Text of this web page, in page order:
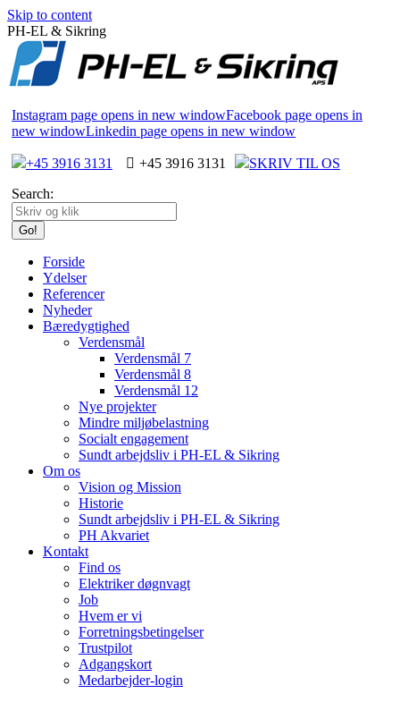
Skip to content
PH-EL & Sikring
Instagram page opens in new windowFacebook page opens in
new windowLinkedin page opens in new window
+45 3916 3131 +45 3916 3131
SKRIV TIL OS
Search:
Forside
Ydelser
Referencer
Nyheder
Bæredygtighed
Verdensmål
Verdensmål 7
Verdensmål 8
Verdensmål 12
Nye projekter
Mindre miljøbelastning
Socialt engagement
Sundt arbejdsliv i PH-EL & Sikring
Om os
Vision og Mission
Historie
Sundt arbejdsliv i PH-EL & Sikring
PH Akvariet
Kontakt
Find os
Elektriker døgnvagt
Job
Hvem er vi
Forretningsbetingelser
Trustpilot
Adgangskort
Medarbejder-login